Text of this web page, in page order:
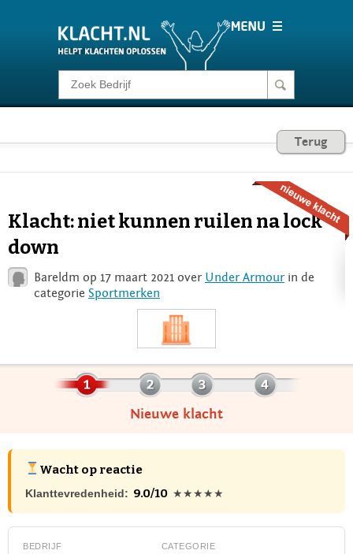
Klacht melden
Consumentenrecht
Login
Terug
Klacht: niet kunnen ruilen na lock
down
Bareldm op 17 maart 2021 over Under Armourin de
categorie Sportmerken
Nieuwe klacht
Wacht op reactie
Klanttevredenheid: 9.0/10 ★★★★★
BEDRIJF CATEGORIE